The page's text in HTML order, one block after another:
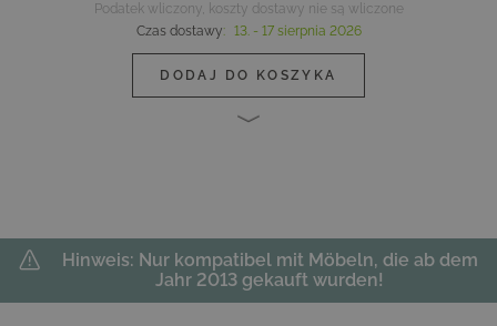
Podatek wliczony, koszty dostawy nie są wliczone
Czas dostawy: 13. - 17 sierpnia 2026
DODAJ DO KOSZYKA
Hinweis: Nur kompatibel mit Möbeln, die ab dem
Jahr 2013 gekauft wurden!